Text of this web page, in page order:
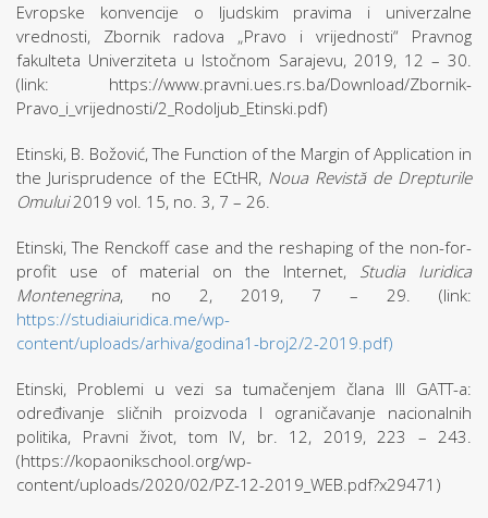
Evropske konvencije o ljudskim pravima i univerzalne
vrednosti, Zbornik radova „Pravo i vrijednosti“ Pravnog
fakulteta Univerziteta u Istočnom Sarajevu, 2019, 12 – 30.
(link: https://www.pravni.ues.rs.ba/Download/Zbornik-
Pravo_i_vrijednosti/2_Rodoljub_Etinski.pdf)
Etinski, B. Božović, The Function of the Margin of Application in
the Jurisprudence of the ECtHR, Noua Revistă de Drepturile
Omului2019 vol. 15, no. 3, 7 – 26.
Etinski, The Renckoff case and the reshaping of the non-for-
profit use of material on the Internet, Studia Iuridica
Montenegrina, no 2, 2019, 7 – 29. (link:
https://studiaiuridica.me/wp-
content/uploads/arhiva/godina1-broj2/2-2019.pdf)
Etinski, Problemi u vezi sa tumačenjem člana III GATT-a:
određivanje sličnih proizvoda I ograničavanje nacionalnih
politika, Pravni život, tom IV, br. 12, 2019, 223 – 243.
(https://kopaonikschool.org/wp-
content/uploads/2020/02/PZ-12-2019_WEB.pdf?x29471)